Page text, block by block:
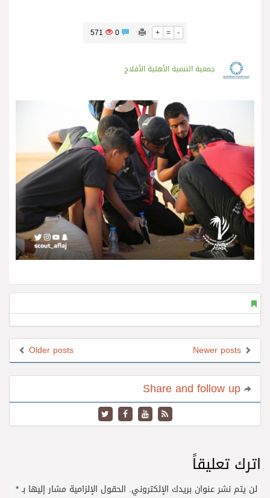
+ = -
571
جمعية التنمية الأهلية الأفلاج
Older posts
اترك تعليقاً
لن يتم نشر عنوان بريدك الإلكتروني. الحقول الإلزامية مشار إليها بـ*